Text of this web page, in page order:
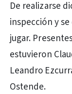
De realizarse
inspección y
jugar.
estuvieron
Leandro
Ostende.